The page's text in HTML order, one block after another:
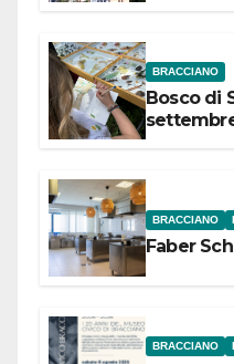
BRACCIANO
Bosco di
BRACCIANO
Faber
BRACCIANO